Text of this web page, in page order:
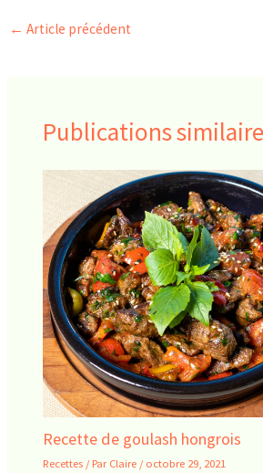
← Article précédent
Publications
Recette de goulash hongrois
Recettes / Par Claire / octobre 29, 2021